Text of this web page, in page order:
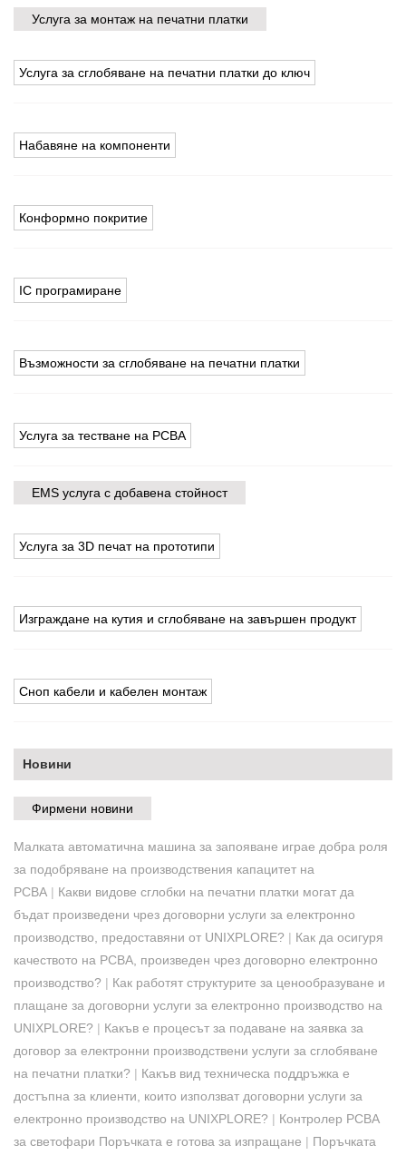
Услуга за монтаж на печатни платки
Услуга за сглобяване на печатни платки до ключ
Набавяне на компоненти
Конформно покритие
IC програмиране
Възможности за сглобяване на печатни платки
Услуга за тестване на PCBA
EMS услуга с добавена стойност
Услуга за 3D печат на прототипи
Изграждане на кутия и сглобяване на завършен продукт
Сноп кабели и кабелен монтаж
Новини
Фирмени новини
Малката автоматична машина за запояване играе добра роля
за подобряване на производствения капацитет на
PCBA | Какви видове сглобки на печатни платки могат да
бъдат произведени чрез договорни услуги за електронно
производство, предоставяни от UNIXPLORE? | Как да осигуря
качеството на PCBA, произведен чрез договорно електронно
производство? | Как работят структурите за ценообразуване и
плащане за договорни услуги за електронно производство на
UNIXPLORE? | Какъв е процесът за подаване на заявка за
договор за електронни производствени услуги за сглобяване
на печатни платки? | Какъв вид техническа поддръжка е
достъпна за клиенти, които използват договорни услуги за
електронно производство на UNIXPLORE? | Контролер PCBA
за светофари Поръчката е готова за изпращане | Поръчката